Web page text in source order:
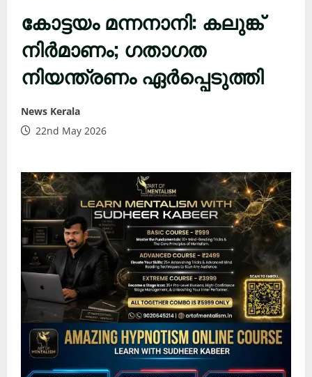
കോട്ടയം മന്നനാനി: കലുങ്ക്
നിർമാണം; ഗതാഗത
നിയന്ത്രണം ഏർപ്പെടുത്തി
News Kerala
22nd May 2026